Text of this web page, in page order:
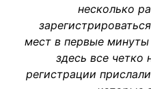
несколько
мест в первые
здесь все четко
регистрации